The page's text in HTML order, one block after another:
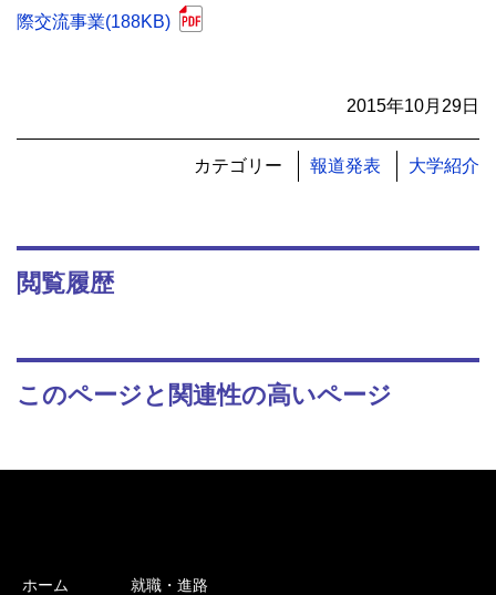
際交流事業(188KB)
2015年10月29日
カテゴリー 報道発表 大学紹介
閲覧履歴
このページと関連性の高いページ
ホーム
就職・進路